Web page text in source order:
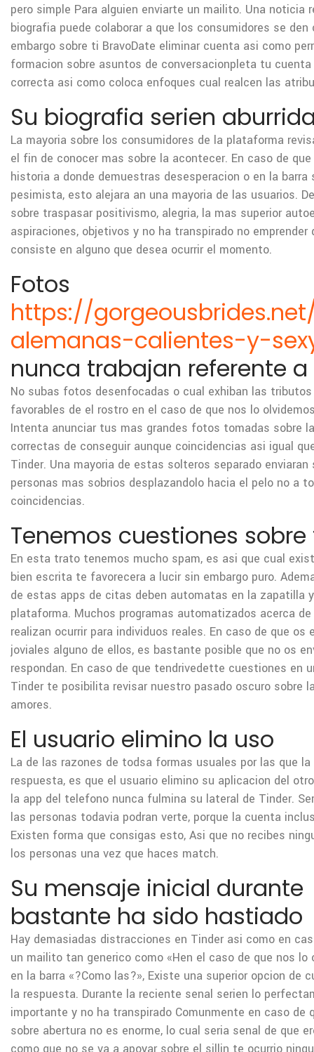
pero simple Para alguien enviarte un mailito. Una noticia
biografia puede colaborar a que los consumidores se
embargo sobre ti BravoDate eliminar cuenta asi­ como
formacion sobre asuntos de conversacionpleta tu cuenta
correcta asi­ como coloca enfoques cual realcen las
Su biografia seri­en
La mayoria sobre los consumidores de la plataforma
el fin de conocer mas sobre la acontecer. En caso de
historia a donde demuestras desesperacion o en la barra
pesimista, esto alejara an una mayoria de las usuarios.
sobre traspasar positivismo, alegria, la mas superior
aspiraciones, objetivos y no ha transpirado no
consiste en alguno que desea ocurrir el momento.
Fotos
https://
alemanas-calientes-y-
nunca trabajan referente a
No subas fotos desenfocadas o cual exhiban las tributos
favorables de el rostro en el caso de que nos lo
Intenta anunciar tus mas grandes fotos tomadas sobre
correctas de conseguir aunque coincidencias asi­ igual
Tinder. Una mayoria de estas solteros separado
personas mas sobrios desplazandolo hacia el pelo no a
coincidencias.
Tenemos cuestiones
En esta trato tenemos mucho spam, es asi que cual
bien escrita te favorecera a lucir sin embargo puro.
de estas apps de citas deben automatas en la zapatilla
plataforma. Muchos programas automatizados acerca
realizan ocurrir para individuos reales. En caso de que os
joviales alguno de ellos, es bastante posible que no os
respondan. En caso de que tendri­vedette cuestiones en
Tinder te posibilita revisar nuestro pasado oscuro sobre
amores.
El usuario elimino la uso
La de las razones de todsa formas usuales por las que
respuesta, es que el usuario elimino su aplicacion del
la app del telefono nunca fulmina su lateral de Tinder.
las personas todavia podran verte, porque la cuenta
Existen forma que consigas esto, Asi que no recibes
los personas una vez que haces match.
Su mensaje inicial durante
bastante ha sido hastiado
Hay demasiadas distracciones en Tinder asi­ como en
un mailito tan generico como «Hen el caso de que nos lo
en la barra «?Como las?», Existe una superior opcion de
la respuesta. Durante la reciente senal seri­en lo
importante y no ha transpirado Comunmente en caso de
sobre abertura no es enorme, lo cual seri­a senal de que